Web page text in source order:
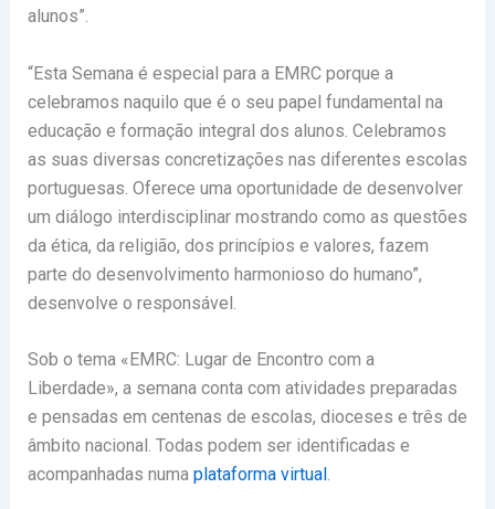
alunos”.
“Esta Semana é especial para a EMRC porque a
celebramos naquilo que é o seu papel fundamental na
educação e formação integral dos alunos. Celebramos
as suas diversas concretizações nas diferentes escolas
portuguesas. Oferece uma oportunidade de desenvolver
um diálogo interdisciplinar mostrando como as questões
da ética, da religião, dos princípios e valores, fazem
parte do desenvolvimento harmonioso do humano”,
desenvolve o responsável.
Sob o tema «EMRC: Lugar de Encontro com a
Liberdade», a semana conta com atividades preparadas
e pensadas em centenas de escolas, dioceses e três de
âmbito nacional. Todas podem ser identificadas e
acompanhadas numa plataforma virtual .